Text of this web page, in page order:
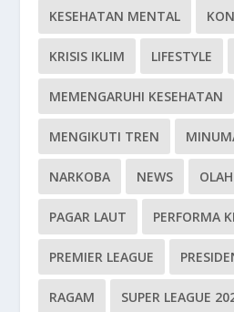
KESEHATAN MENTAL
KRISIS IKLIM LIFESTYLE
MEMENGARUHI KESEHATAN
MENGIKUTI TREN
NARKOBA NEWS
PAGAR LAUT PERFORMA
PREMIER LEAGUE
RAGAM SUPER LEAGUE